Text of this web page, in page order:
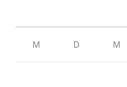
M D M